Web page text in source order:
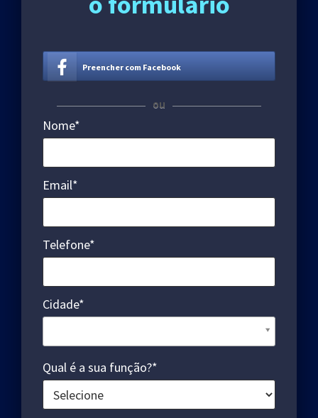
Preencher com Facebook
ou
Nome*
Email*
Telefone*
Cidade*
Qual é a sua função?*